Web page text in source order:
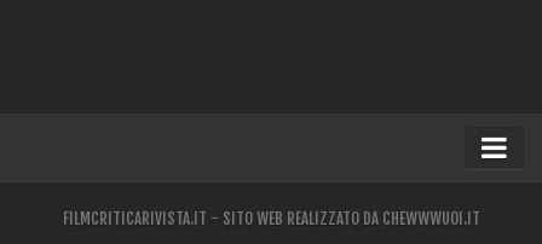
FILMCRITICARIVISTA.IT - SITO WEB REALIZZATO DA CHEWWWUOI.IT